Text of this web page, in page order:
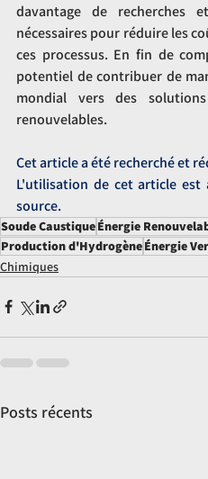
davantage de recherches
nécessaires pour réduire les
ces processus. En fin de
potentiel de contribuer de
mondial vers des
renouvelables.
Cet article a été recherché et
L'utilisation de cet article est
source.
Soude CaustiqueÉnergie
Production d'HydrogèneÉnergie
Chimiques
Posts récents